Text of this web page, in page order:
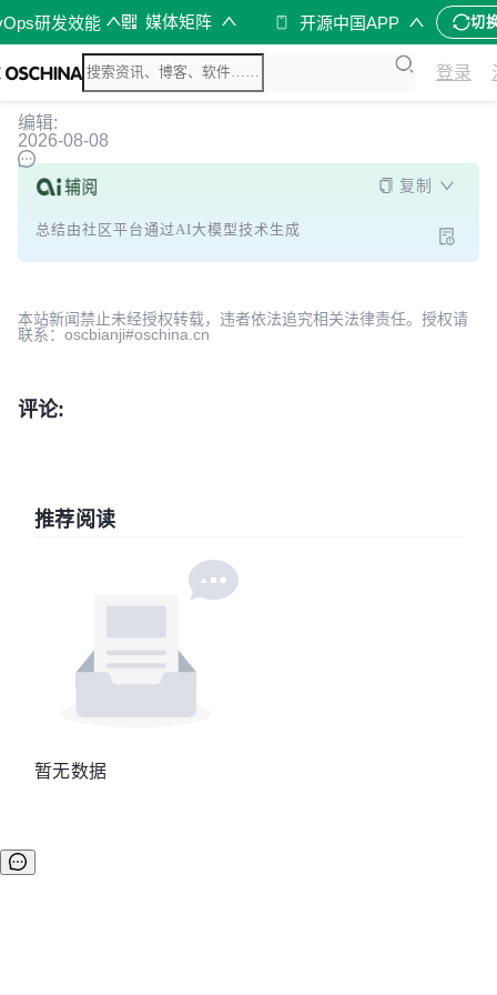
研发效能 媒体矩阵 开源中国APP 切
登录
编辑:
2026-08-08
复制
总结由社区平台通过AI大模型技术生成
本站新闻禁止未经授权转载，违者依法追究相关法律责任。授权请
联系：oscbianji#oschina.cn
评论:
推荐阅读
暂无数据